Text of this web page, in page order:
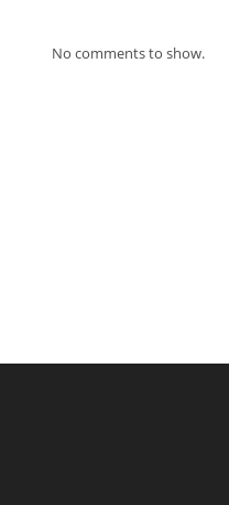
No comments to show.